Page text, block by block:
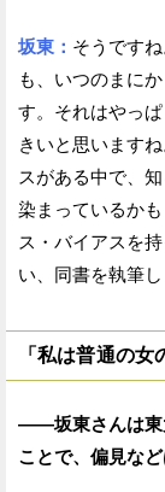
坂東： そうです
も、いつのまに
す。それはやっ
きいと思います
スがある中で、
染まっているか
ス・バイアスを
い、同書を執筆し
「私は普通の
——坂東さんは東
ことで、偏見な